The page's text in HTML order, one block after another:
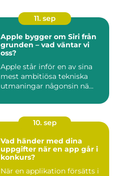
11. sep
Apple bygger om Siri från
grunden – vad väntar vi
oss?
Apple står inför en av sina
mest ambitiösa tekniska
utmaningar någonsin nä...
10. sep
Vad händer med dina
uppgifter när en app går i
konkurs?
När en applikation försätts i